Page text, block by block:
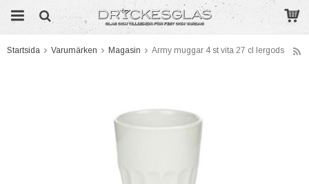
Startsida Varumärken Magasin Army muggar 4 st vita 27 cl lergods